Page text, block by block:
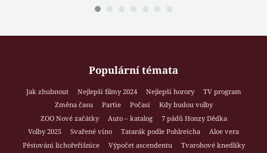
Populární témata
Jak zhubnout Nejlepší filmy 2024 Nejlepší horory
TV program
Změna času
Partie Počasí
Kdy budou volby
ZOO Nové začátky
Auto – katalog
7 pádů Honzy Dědka
Volby 2025
Svařené víno Tatarák podle Pohlreicha
Aloe vera
Pěstování lichořeřišnice
Výpočet ascendentu
Tvarohové knedlíky